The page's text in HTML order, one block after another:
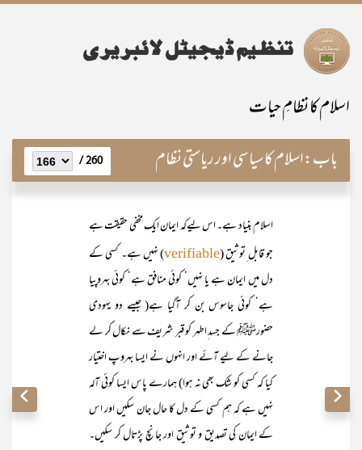
اسلام کا نظامِ حیات
باب:اسلام کا سیاسی اور ریاستی نظام 260 /
اسلام بنیاد ہے۔ اس لیےکہ ایمان ایک مخفی حقیقت ہے
جو قابل ِتوثیق (verifiable) نہیں ہے۔ کسی کے
دل میں ایمان ہے یا نہیں‘ کوئی منافق ہے‘ کوئی بہروپیا
ہے‘ کوئی جاسوس بن کر آگیا ہے( جیسے دو یہودی
حضورﷺ کے جسد ِاطہر کو قبر شریف سے نکال کر لے
جانے کے لیے آئے اور انہوں نے ایسا بہروپ اختیار
کیا کہ کسی کو شک بھی نہ ہوا) ہمارے پاس ایسا کوئی آلہ
نہیں ہے کہ ہم کسی کے دل کا حال جان سکیں اور اس
کے ایمان کی تصدیق و توثیق اور جانچ پڑتال کر سکیں۔